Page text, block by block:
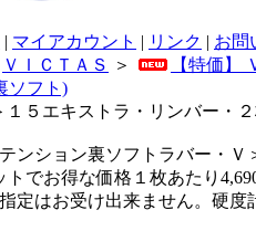
| マイアカウント | リンク | お問
ＶＩＣＴＡＳ ＞
【特価】
ソフト)
１５エキストラ・リンバー・
ンション裏ソフトラバー・Ｖ
でお得な価格１枚あたり
定はお受け出来ません。硬度